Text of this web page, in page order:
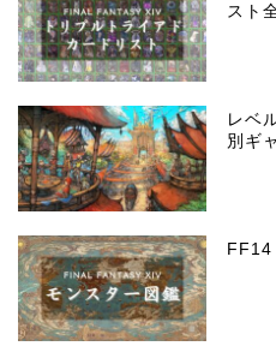
スト
レベ
別ギ
FF14